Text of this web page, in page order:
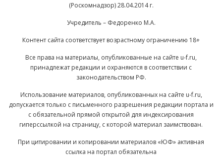
(Роскомнадзор) 28.04.2014 г.
Учредитель – Федоренко М.А.
Контент сайта соответствует возрастному ограничению 18+
Все права на материалы, опубликованные на сайте u-f.ru,
принадлежат редакции и охраняются в соответствии с
законодательством РФ.
Использование материалов, опубликованных на сайте u-f.ru,
допускается только с письменного разрешения редакции портала и
с обязательной прямой открытой для индексирования
гиперссылкой на страницу, с которой материал заимствован.
При цитировании и копировании материалов «ЮФ» активная
ссылка на портал обязательна